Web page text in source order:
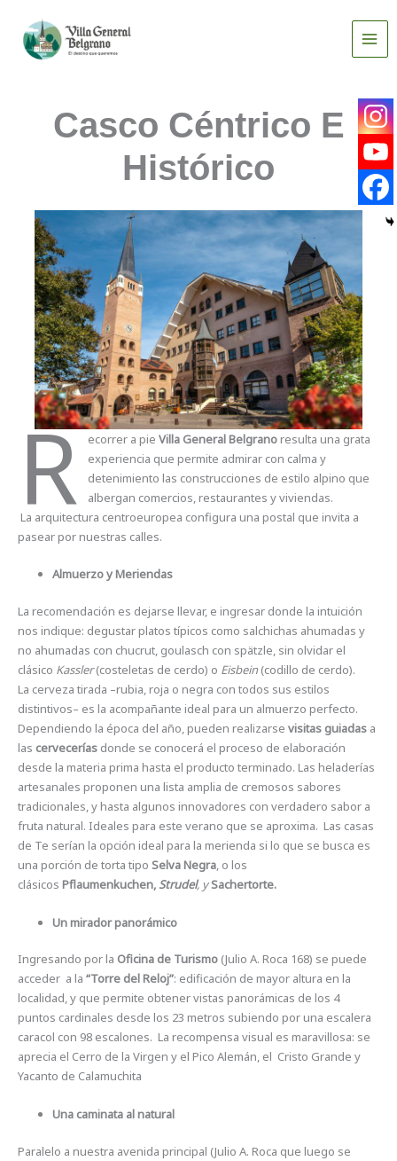
contenido
Casco Céntrico E
Histórico
R ecorrer a pie Villa General Belgranoresulta una grata
experiencia que permite admirar con calma y
detenimiento las construcciones de estilo alpino que
albergan comercios, restaurantes y viviendas.
La arquitectura centroeuropea configura una postal que invita a
pasear por nuestras calles.
Almuerzo y Meriendas
La recomendación es dejarse llevar, e ingresar donde la intuición
nos indique: degustar platos típicos como salchichas ahumadas y
no ahumadas con chucrut, goulasch con spätzle, sin olvidar el
clásico Kassler(costeletas de cerdo) o Eisbein(codillo de cerdo).
La cerveza tirada –rubia, roja o negra con todos sus estilos
distintivos– es la acompañante ideal para un almuerzo perfecto.
Dependiendo la época del año, pueden realizarsevisitas guiadas a
las cervecerías donde se conocerá el proceso de elaboración
desde la materia prima hasta el producto terminado. Las heladerías
artesanales proponen una lista amplia de cremosos sabores
tradicionales, y hasta algunos innovadores con verdadero sabor a
fruta natural. Ideales para este verano que se aproxima. Las casas
de Te serían la opción ideal para la merienda si lo que se busca es
una porción de torta tipoSelva Negra, o los
clásicosPflaumenkuchen, Strudel, ySachertorte.
Un mirador panorámico
Ingresando por la Oficina de Turismo (Julio A. Roca 168) se puede
acceder a la“Torre del Reloj”: edificación de mayor altura en la
localidad, y que permite obtener vistas panorámicas de los 4
puntos cardinales desde los 23 metros subiendo por una escalera
caracol con 98 escalones. La recompensa visual es maravillosa: se
aprecia el Cerro de la Virgen y el Pico Alemán, el Cristo Grande y
Yacanto de Calamuchita
Una caminata al natural
Paralelo a nuestra avenida principal (Julio A. Roca que luego se